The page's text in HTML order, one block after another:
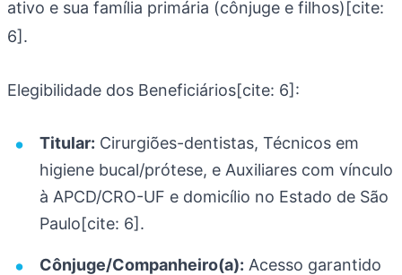
ativo e sua família primária (cônjuge e filhos)[cite:
6].
Elegibilidade dos Beneficiários[cite: 6]:
Titular: Cirurgiões-dentistas, Técnicos em
higiene bucal/prótese, e Auxiliares com vínculo
à APCD/CRO-UF e domicílio no Estado de São
Paulo[cite: 6].
Cônjuge/Companheiro(a): Acesso garantido